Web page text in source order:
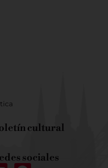
cultural
sociales